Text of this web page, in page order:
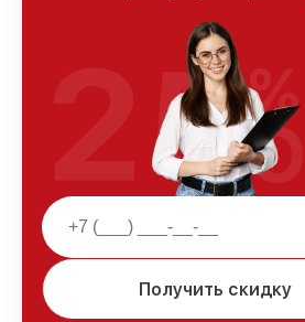
Получить скидку
25%